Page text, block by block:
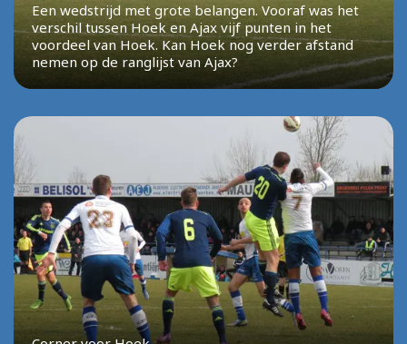
Een wedstrijd met grote belangen. Vooraf was het
verschil tussen Hoek en Ajax vijf punten in het
voordeel van Hoek. Kan Hoek nog verder afstand
nemen op de ranglijst van Ajax?